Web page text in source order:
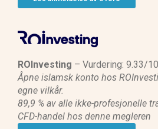
ROInvesting – Vurdering: 9.33/10
Åpne islamsk konto hos
egne vilkår.
89,9 % av alle ikke-profesjonelle
CFD-handel hos denne megleren